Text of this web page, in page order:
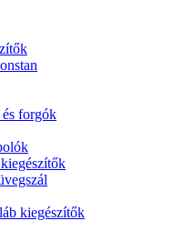
forgók
kiegészítők